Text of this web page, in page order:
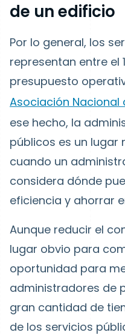
de un edificio
Por lo general, los
representan entre el
presupuesto
Asociación
ese hecho, la
públicos es un lugar
cuando un
considera dónde
eficiencia y ahorrar
Aunque reducir el
lugar obvio para
oportunidad para
administradores de
gran cantidad de
de los servicios